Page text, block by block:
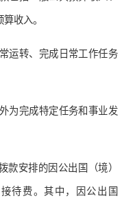
收入。
运转、完成日常工作任务
为完成特定任务和事业发
款安排的因公出国（境）
待费。其中，因公出国